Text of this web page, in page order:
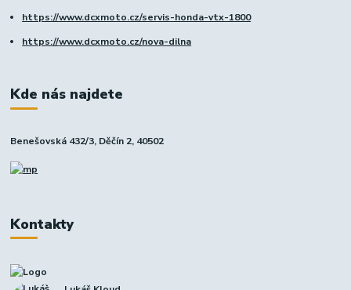
https://www.dcxmoto.cz/servis-honda-vtx-1800
https://www.dcxmoto.cz/nova-dilna
Kde nás najdete
Benešovská 432/3, Děčín 2, 40502
Kontakty